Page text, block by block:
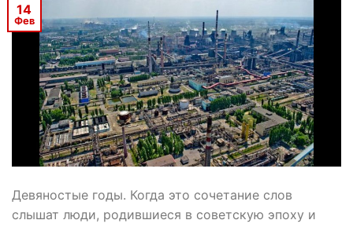
14
Фев
Девяностые годы. Когда это сочетание слов
слышат люди, родившиеся в советскую эпоху и